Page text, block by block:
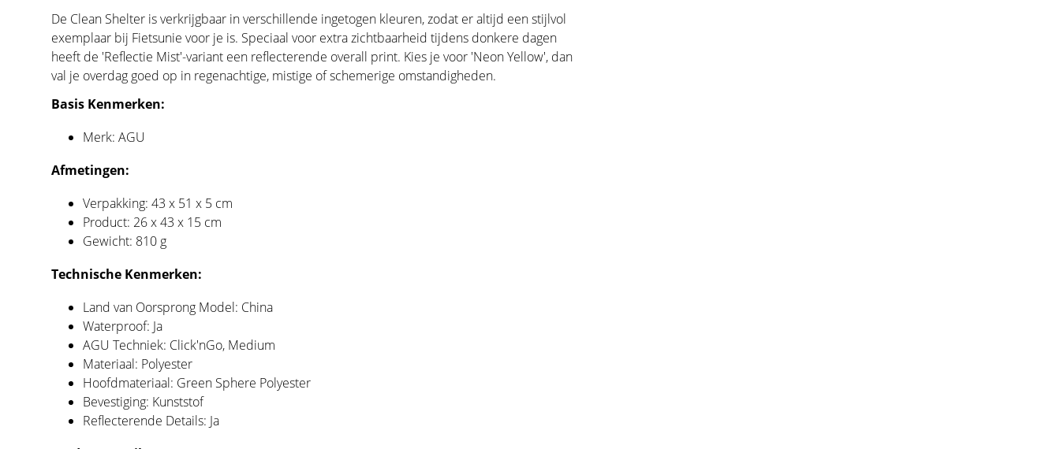
De Clean Shelter is verkrijgbaar in verschillende ingetogen kleuren, zodat er altijd een stijlvol
exemplaar bij Fietsunie voor je is. Speciaal voor extra zichtbaarheid tijdens donkere dagen
heeft de 'Reflectie Mist'-variant een reflecterende overall print. Kies je voor 'Neon Yellow', dan
val je overdag goed op in regenachtige, mistige of schemerige omstandigheden.
Basis Kenmerken:
Merk: AGU
Afmetingen:
Verpakking: 43 x 51 x 5 cm
Product: 26 x 43 x 15 cm
Gewicht: 810 g
Technische Kenmerken:
Land van Oorsprong Model: China
Waterproof: Ja
AGU Techniek: Click'nGo, Medium
Materiaal: Polyester
Hoofdmateriaal: Green Sphere Polyester
Bevestiging: Kunststof
Reflecterende Details: Ja